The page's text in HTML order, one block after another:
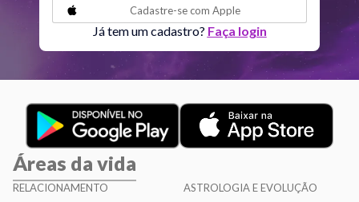
Nodo norte
Aspectos ativos Orbe
Sextil Lua 1.10
Sol Conjunção
Cadastre-se com Apple
Já tem um cadastro? Faça login
Áreas da vida
RELACIONAMENTO ASTROLOGIA E EVOLUÇÃO